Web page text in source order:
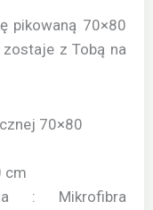
pikowaną 70×80
z Tobą na
70×80
cm
: Mikrofibra